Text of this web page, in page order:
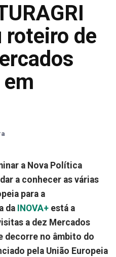
roteiro de
a Nova Política
a conhecer as várias
para a
da INOVA+ está a
a dez Mercados
decorre no âmbito do
pela União Europeia